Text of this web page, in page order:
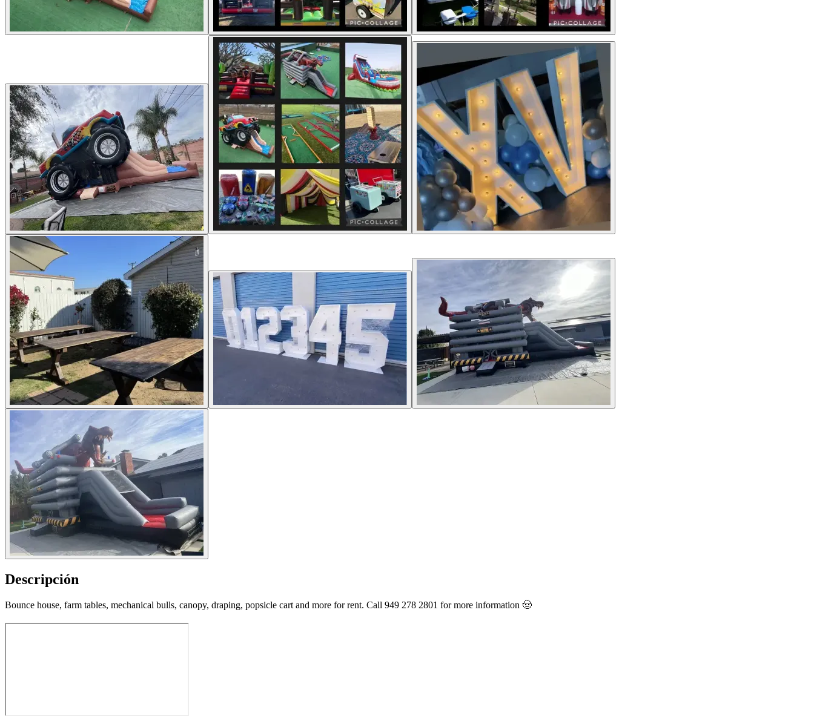
Descripción
Bounce house, farm tables, mechanical bulls, canopy, draping, popsicle cart and more for rent. Call 949 278 2801 for more information 🤠